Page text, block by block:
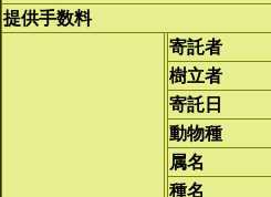
提供手数料
寄託者
樹立者
寄託日
動物種
属名
種名